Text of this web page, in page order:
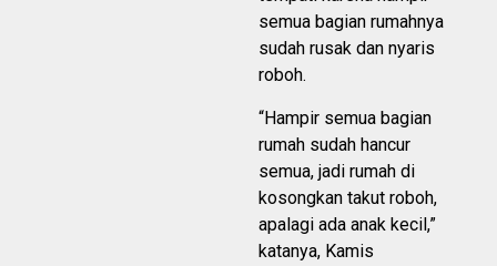
semua bagian rumahnya
sudah rusak dan nyaris
roboh.
“Hampir semua bagian
rumah sudah hancur
semua, jadi rumah di
kosongkan takut roboh,
apalagi ada anak kecil,”
katanya, Kamis